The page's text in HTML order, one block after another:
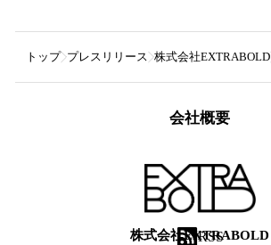
トップ プレスリリース 株式会社EXTRABOLD
会社概要
株式会社EXTRABOLD
RSS